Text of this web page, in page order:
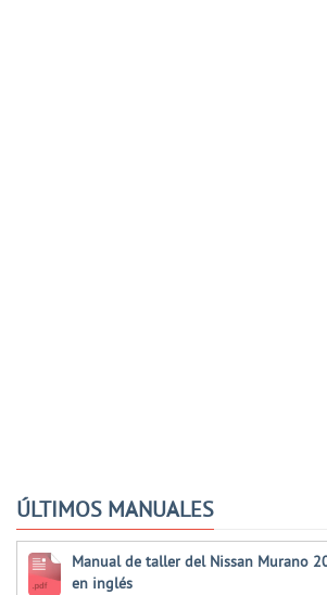
ÚLTIMOS MANUALES
Manual de taller del Nissan Murano
en inglés